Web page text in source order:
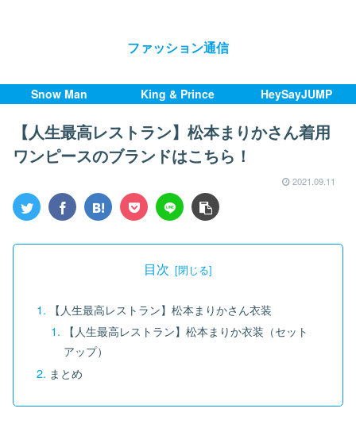
ファッション通信
Snow Man King & Prince HeySayJUMP
【人生最高レストラン】松本まりかさん着用
ワンピースのブランドはこちら！
2021.09.11
目次
【人生最高レストラン】松本まりかさん衣装
【人生最高レストラン】松本まりか衣装（セット
アップ）
まとめ